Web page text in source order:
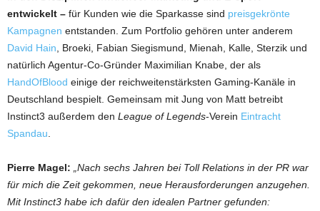
entwickelt – für Kunden wie die Sparkasse sind preisgekrönte
Kampagnen entstanden. Zum Portfolio gehören unter anderem
David Hain , Broeki, Fabian Siegismund, Mienah, Kalle, Sterzik und
natürlich Agentur-Co-Gründer Maximilian Knabe, der als
HandOfBlood einige der reichweitenstärksten Gaming-Kanäle in
Deutschland bespielt. Gemeinsam mit Jung von Matt betreibt
Instinct3 außerdem den League of Legends-Verein Eintracht
Spandau
Pierre Magel: „Nach sechs Jahren bei Toll Relations in der PR war
für mich die Zeit gekommen, neue Herausforderungen anzugehen.
Mit Instinct3 habe ich dafür den idealen Partner gefunden: